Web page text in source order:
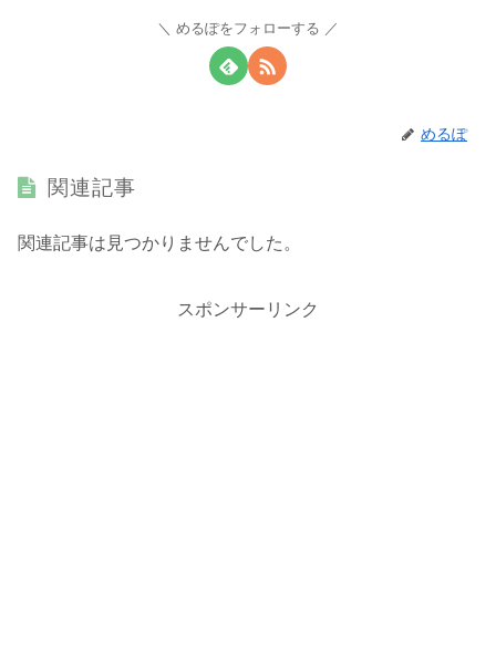
めるぽをフォローする
めるぽ
関連記事
関連記事は見つかりませんでした。
スポンサーリンク